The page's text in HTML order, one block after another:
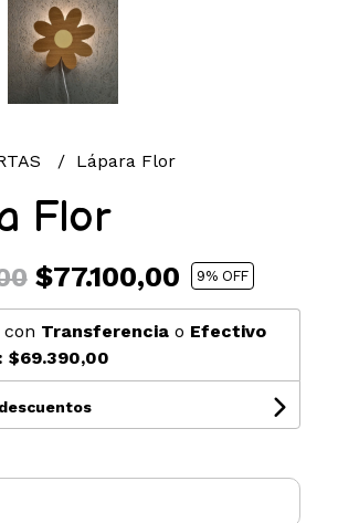
Lápara Flor
Flor
$77.100,00 9% OFF
con Transferenciao Efectivo
$69.390,00